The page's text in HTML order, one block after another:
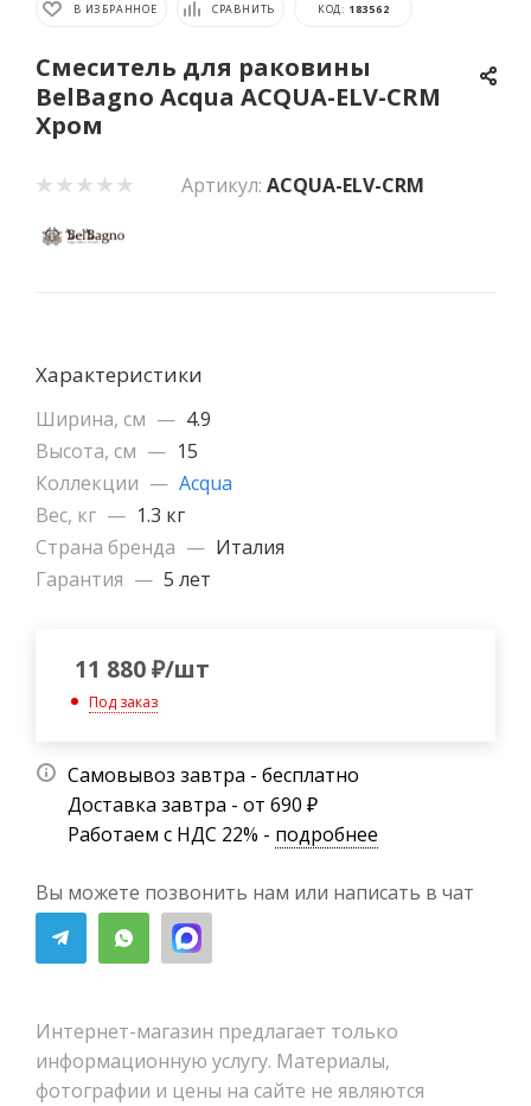
В ИЗБРАННОЕ СРАВНИТЬ КОД: 183562
Смеситель для раковины
BelBagno Acqua ACQUA-ELV-CRM
Хром
Артикул: ACQUA-ELV-CRM
Характеристики
Ширина, см — 4.9
Высота, см — 15
Коллекции — Acqua
Вес, кг — 1.3 кг
Страна бренда — Италия
Гарантия — 5 лет
11 880₽/шт
Под заказ
Самовывоз завтра - бесплатно
Доставка завтра - от 690 ₽
Работаем с НДС 22% - подробнее
Вы можете позвонить нам или написать в чат
Интернет-магазин предлагает только
информационную услугу. Материалы,
фотографии и цены на сайте не являются